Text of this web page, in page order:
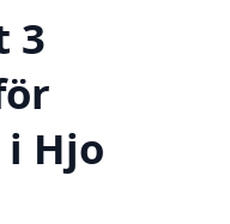
3
Hjo